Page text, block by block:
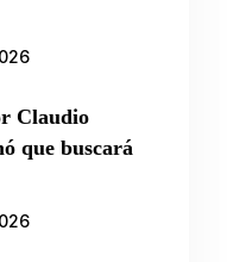
Claudio
que buscará